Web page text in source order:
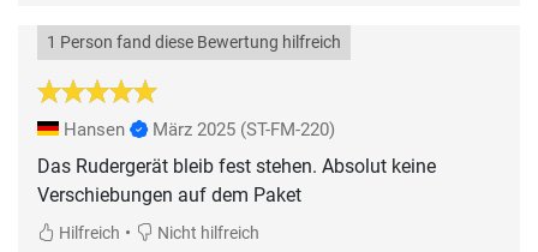
1 Person fand diese Bewertung hilfreich
Hansen März 2025 (ST-FM-220)
Das Rudergerät bleib fest stehen. Absolut keine
Verschiebungen auf dem Paket
Hilfreich • Nicht hilfreich